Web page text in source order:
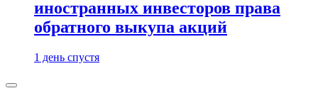
иностранных инвесторов права
обратного выкупа акций
1 день спустя